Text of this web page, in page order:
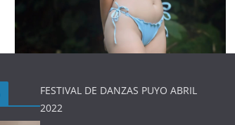
FESTIVAL DE DANZAS PUYO ABRIL
2022